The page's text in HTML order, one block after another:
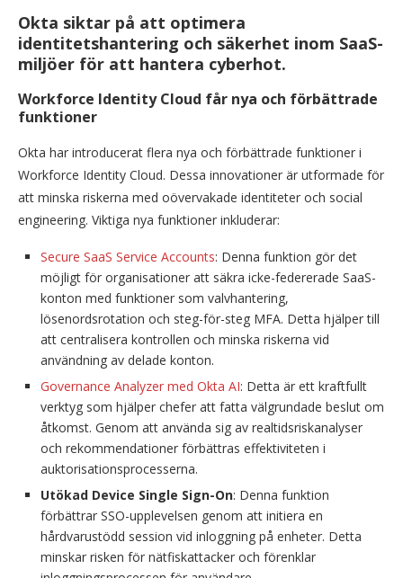
Okta siktar på att optimera
identitetshantering och säkerhet inom SaaS-
miljöer för att hantera cyberhot.
Workforce Identity Cloud får nya och förbättrade
funktioner
Okta har introducerat flera nya och förbättrade funktioner i
Workforce Identity Cloud. Dessa innovationer är utformade för
att minska riskerna med oövervakade identiteter och social
engineering. Viktiga nya funktioner inkluderar:
Secure SaaS Service Accounts: Denna funktion gör det
möjligt för organisationer att säkra icke-federerade SaaS-
konton med funktioner som valvhantering,
lösenordsrotation och steg-för-steg MFA. Detta hjälper till
att centralisera kontrollen och minska riskerna vid
användning av delade konton.
Governance Analyzer med Okta AI: Detta är ett kraftfullt
verktyg som hjälper chefer att fatta välgrundade beslut om
åtkomst. Genom att använda sig av realtidsriskanalyser
och rekommendationer förbättras effektiviteten i
auktorisationsprocesserna.
Utökad Device Single Sign-On: Denna funktion
förbättrar SSO-upplevelsen genom att initiera en
hårdvarustödd session vid inloggning på enheter. Detta
minskar risken för nätfiskattacker och förenklar